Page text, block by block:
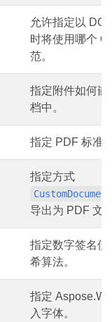
允许指定以
时将使用哪个
范。
指定附件如何嵌
档中。
指定 PDF 标准
指定方式
导出为 PDF 文
指定数字签名使
希算法。
指定
入字体。